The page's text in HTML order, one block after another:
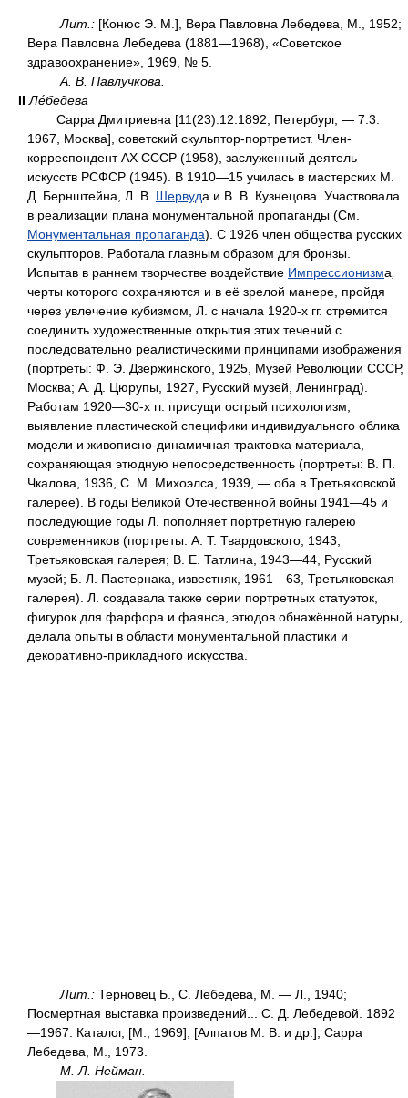
Лит.: [Конюс Э. М.], Вера Павловна Лебедева, М., 1952;
Вера Павловна Лебедева (1881—1968), «Советское
здравоохранение», 1969, № 5.
А. В. Павлучкова.
II Ле́бедева
Сарра Дмитриевна [11(23).12.1892, Петербург, — 7.3.
1967, Москва], советский скульптор-портретист. Член-
корреспондент АХ СССР (1958), заслуженный деятель
искусств РСФСР (1945). В 1910—15 училась в мастерских М.
Д. Бернштейна, Л. В. Шервуда и В. В. Кузнецова. Участвовала
в реализации плана монументальной пропаганды (См.
Монументальная пропаганда). С 1926 член общества русских
скульпторов. Работала главным образом для бронзы.
Испытав в раннем творчестве воздействие Импрессионизма
черты которого сохраняются и в её зрелой манере, пройдя
через увлечение кубизмом, Л. с начала 1920-х гг. стремится
соединить художественные открытия этих течений с
последовательно реалистическими принципами изображения
(портреты: Ф. Э. Дзержинского, 1925, Музей Революции СССР,
Москва; А. Д. Цюрупы, 1927, Русский музей, Ленинград).
Работам 1920—30-х гг. присущи острый психологизм,
выявление пластической специфики индивидуального облика
модели и живописно-динамичная трактовка материала,
сохраняющая этюдную непосредственность (портреты: В. П.
Чкалова, 1936, С. М. Михоэлса, 1939, — оба в Третьяковской
галерее). В годы Великой Отечественной войны 1941—45 и
последующие годы Л. пополняет портретную галерею
современников (портреты: А. Т. Твардовского, 1943,
Третьяковская галерея; В. Е. Татлина, 1943—44, Русский
музей; Б. Л. Пастернака, известняк, 1961—63, Третьяковская
галерея). Л. создавала также серии портретных статуэток,
фигурок для фарфора и фаянса, этюдов обнажённой натуры,
делала опыты в области монументальной пластики и
декоративно-прикладного искусства.
Лит.: Терновец Б., С. Лебедева, М. — Л., 1940;
Посмертная выставка произведений... С. Д. Лебедевой. 1892
—1967. Каталог, [М., 1969]; [Алпатов М. В. и др.], Сарра
Лебедева, М., 1973.
М. Л. Нейман.